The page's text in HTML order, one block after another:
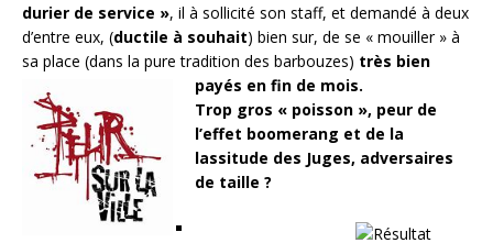
durier de service », il à sollicité son staff, et demandé à deux
d’entre eux, (ductile à souhait) bien sur, de se « mouiller » à
sa place (dans la pure tradition des barbouzes) très bien
payés en fin de mois.
Trop gros « poisson », peur de
l’effet boomerang et de la
lassitude des Juges, adversaires
de taille ?